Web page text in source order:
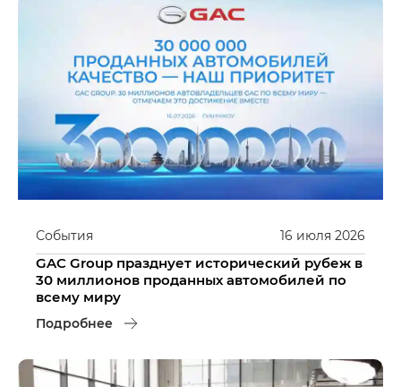
16 июля 2026
События
GAC Group празднует исторический рубеж в
30 миллионов проданных автомобилей по
всему миру
Подробнее